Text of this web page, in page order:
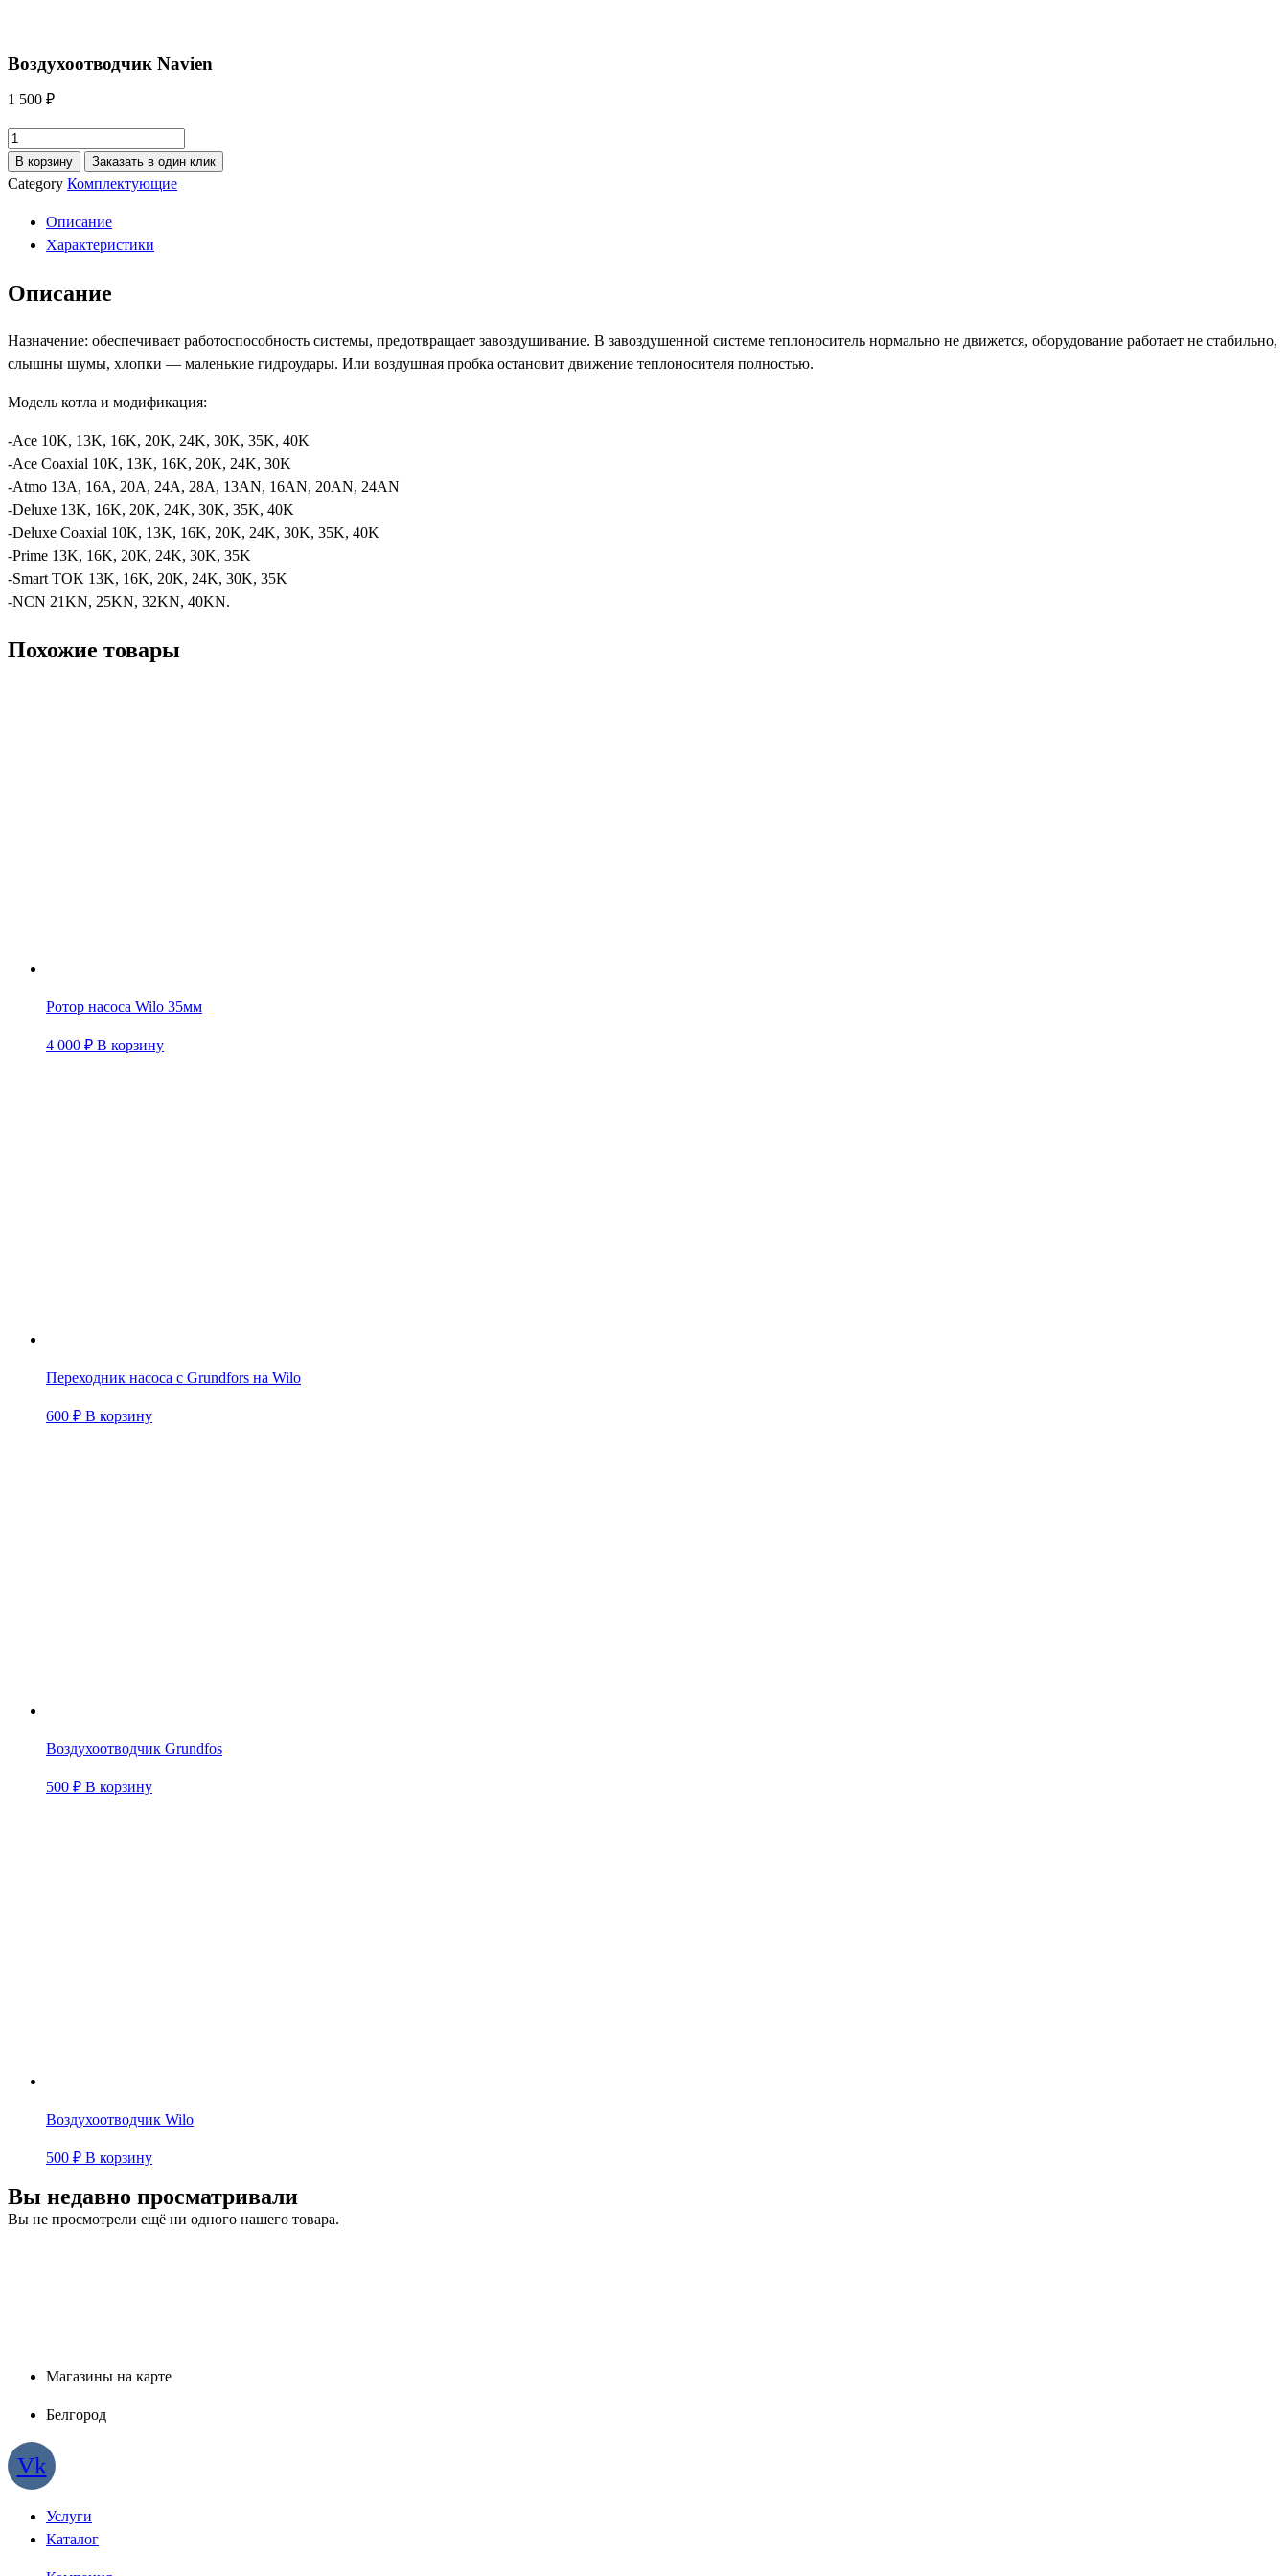
Воздухоотводчик Navien
1 500 ₽
Количество
товара
Воздухоотводчик
В корзину Заказать в один клик
Category Комплектующие
Описание
Характеристики
Описание
Назначение: обеспечивает работоспособность системы, предотвращает завоздушивание. В завоздушенной системе теплоноситель нормально не движется, оборудование работает не стабильно,
слышны шумы, хлопки — маленькие гидроудары. Или воздушная пробка остановит движение теплоносителя полностью.
Модель котла и модификация:
-Ace 10K, 13K, 16K, 20K, 24K, 30K, 35K, 40K
-Ace Coaxial 10K, 13K, 16K, 20K, 24K, 30K
-Atmo 13A, 16A, 20A, 24A, 28A, 13AN, 16AN, 20AN, 24AN
-Deluxe 13K, 16K, 20K, 24K, 30K, 35K, 40K
-Deluxe Coaxial 10K, 13K, 16K, 20K, 24K, 30K, 35K, 40K
-Prime 13K, 16K, 20K, 24K, 30K, 35K
-Smart TOK 13K, 16K, 20K, 24K, 30K, 35K
-NCN 21KN, 25KN, 32KN, 40KN.
Похожие товары
Ротор насоса Wilo 35мм
4 000 ₽ В корзину
Переходник насоса с Grundfors на Wilo
600 ₽ В корзину
Воздухоотводчик Grundfos
500 ₽ В корзину
Воздухоотводчик Wilo
500 ₽ В корзину
Вы недавно просматривали
Вы не просмотрели ещё ни одного нашего товара.
Магазины на карте
Белгород
Vk
Услуги
Каталог